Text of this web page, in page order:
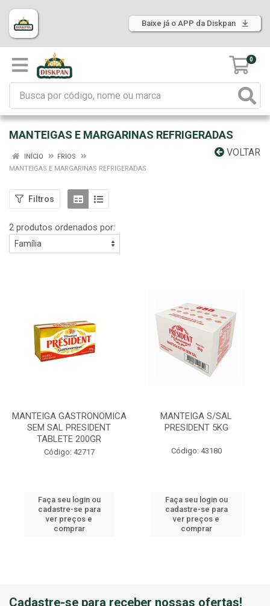
Baixe já o APP da Diskpan
0
MANTEIGAS E MARGARINAS REFRIGERADAS
VOLTAR
INÍCIO
FRIOS
MANTEIGAS E MARGARINAS REFRIGERADAS
Filtros
2 produtos ordenados por:
MANTEIGA GASTRONOMICA
SEM SAL PRESIDENT
TABLETE 200GR
Código: 42717
Faça seu login ou
cadastre-se para
ver preços e
comprar
MANTEIGA S/SAL
PRESIDENT 5KG
Código: 43180
Faça seu login ou
cadastre-se para
ver preços e
comprar
Cadastre-se para receber nossas ofertas!